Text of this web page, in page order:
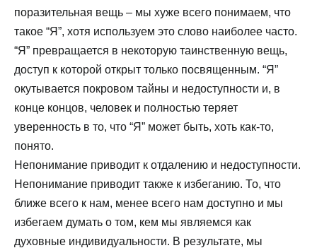
поразительная вещь – мы хуже всего понимаем, что
такое “Я”, хотя используем это слово наиболее часто.
“Я” превращается в некоторую таинственную вещь,
доступ к которой открыт только посвященным. “Я”
окутывается покровом тайны и недоступности и, в
конце концов, человек и полностью теряет
уверенность в то, что “Я” может быть, хоть как-то,
понято.
Непонимание приводит к отдалению и недоступности.
Непонимание приводит также к избеганию. То, что
ближе всего к нам, менее всего нам доступно и мы
избегаем думать о том, кем мы являемся как
духовные индивидуальности. В результате, мы